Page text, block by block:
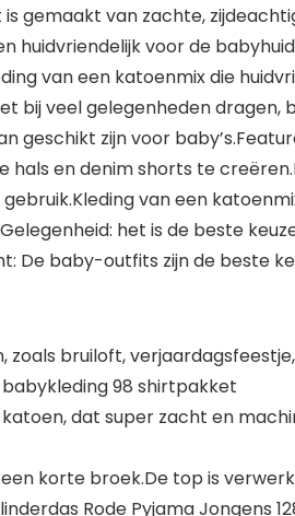
gemaakt van zachte,
voor de
van een katoenmix die
bij veel gelegenheden dragen,
geschikt zijn voor
en denim shorts te
van een
het is de beste
baby-outfits zijn de beste
bruiloft,
98 shirtpakket
dat super zacht en
korte broek.De top is
Rode Pyjama Jongens